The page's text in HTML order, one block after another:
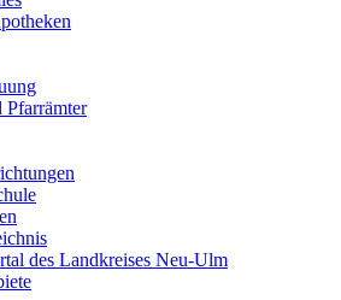
des Landkreises Neu-Ulm